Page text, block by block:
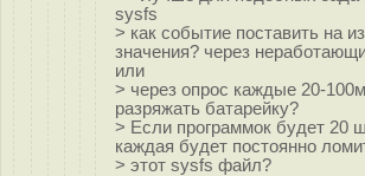
sysfs
> как событие поставить на
значения? через
или
> через опрос каждые 20-
разряжать батарейку?
> Если программок будет 20
каждая будет постоянно
> этот sysfs файл?